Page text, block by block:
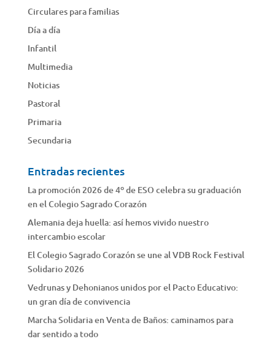
Circulares para familias
Día a día
Infantil
Multimedia
Noticias
Pastoral
Primaria
Secundaria
Entradas recientes
La promoción 2026 de 4º de ESO celebra su graduación
en el Colegio Sagrado Corazón
Alemania deja huella: así hemos vivido nuestro
intercambio escolar
El Colegio Sagrado Corazón se une al VDB Rock Festival
Solidario 2026
Vedrunas y Dehonianos unidos por el Pacto Educativo:
un gran día de convivencia
Marcha Solidaria en Venta de Baños: caminamos para
dar sentido a todo